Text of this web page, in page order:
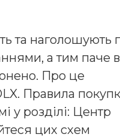
та наголошують
а тим паче
Про це
Правила
у розділі: Центр
цих схем